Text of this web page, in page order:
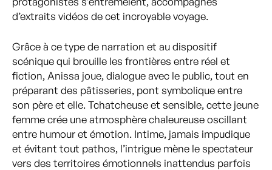
d’extraits vidéos de cet incroyable voyage.
Grâce à ce type de narration et au dispositif
scénique qui brouille les frontières entre réel et
fiction, Anissa joue, dialogue avec le public, tout en
préparant des pâtisseries, pont symbolique entre
son père et elle. Tchatcheuse et sensible, cette jeune
femme crée une atmosphère chaleureuse oscillant
entre humour et émotion. Intime, jamais impudique
et évitant tout pathos, l’intrigue mène le spectateur
vers des territoires émotionnels inattendus parfois